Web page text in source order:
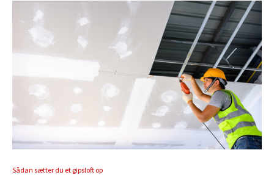
Sådan sætter du et gipsloft op